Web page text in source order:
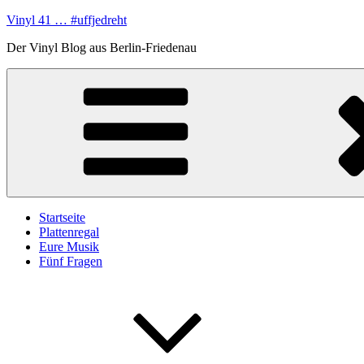
Zum
springen
Vinyl 41 … #uffjedreht
Der Vinyl Blog aus Berlin-Friedenau
Startseite
Plattenregal
Eure Musik
Fünf Fragen